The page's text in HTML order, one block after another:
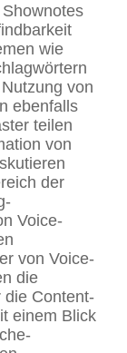
wie
von
ebenfalls
teilen
von
der
Voice-
von Voice-
die
die Content-
einem Blick